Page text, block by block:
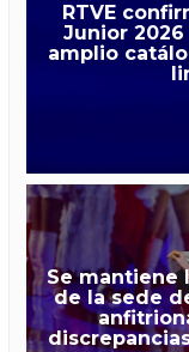
RTVE
Junior
amplio
Se mantiene
de la sede